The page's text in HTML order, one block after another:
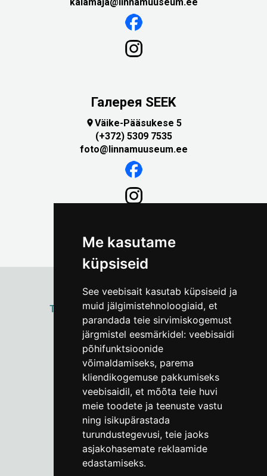
Me kasutame
küpsiseid
See veebisait kasutab küpsiseid ja
muid jälgimistehnoloogiaid, et
parandada teie sirvimiskogemust
järgmistel eesmärkidel: veebisaidi
põhifunktsioonide
võimaldamiseks, parema
kliendikogemuse pakkumiseks
veebisaidil, et mõõta teie huvi
meie toodete ja teenuste vastu
ning isikupärastada
turundustegevusi, teie jaoks
asjakohasemate reklaamide
edastamiseks.
Галерея SEEK
Väike-Pääsukese 5
(+372) 5309 7535
foto@linnamuuseum.ee
ТАЛЛИННСКИЙГОРОДСКОЙ МУЗЕЙ
Vene 17
Пн–Пт 9–17:(+372) 610 4178
info@linnamuuseum.ee